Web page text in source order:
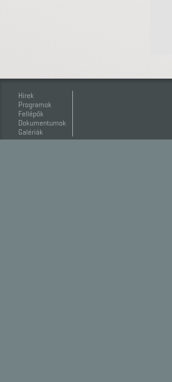
Hírek
Programok
Fellépők
Dokumentumok
Galériák